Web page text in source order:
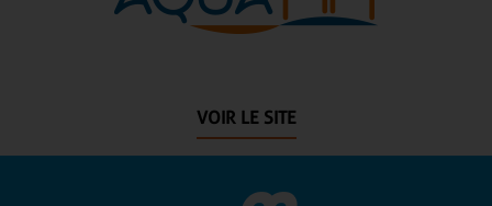
VOIR LE SITE